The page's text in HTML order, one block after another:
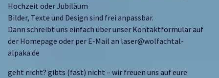
Hochzeit oder Jubiläum
Bilder, Texte und Design sind frei anpassbar.
Dann schreibt uns einfach über unser Kontaktformular auf
der Homepage oder per E-Mail an laser@wolfachtal-
alpaka.de
geht nicht? gibts (fast) nicht – wir freuen uns auf eure